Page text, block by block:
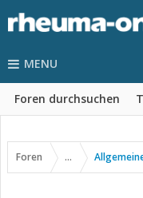
MENU
Foren durchsuchen
Foren ...